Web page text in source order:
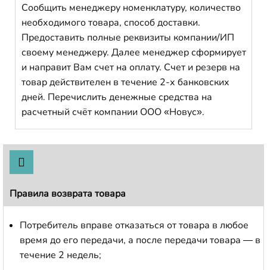
Сообщить менеджеру номенклатуру, количество
необходимого товара, способ доставки.
Предоставить полные реквизиты компании/ИП
своему менеджеру. Далее менеджер сформирует
и направит Вам счет на оплату. Счет и резерв на
товар действителен в течение 2-х банковских
дней. Перечислить денежные средства на
расчетный счёт компании ООО «Новус».
Правила возврата товара
Потребитель вправе отказаться от товара в любое
время до его передачи, а после передачи товара — в
течение 2 недель;